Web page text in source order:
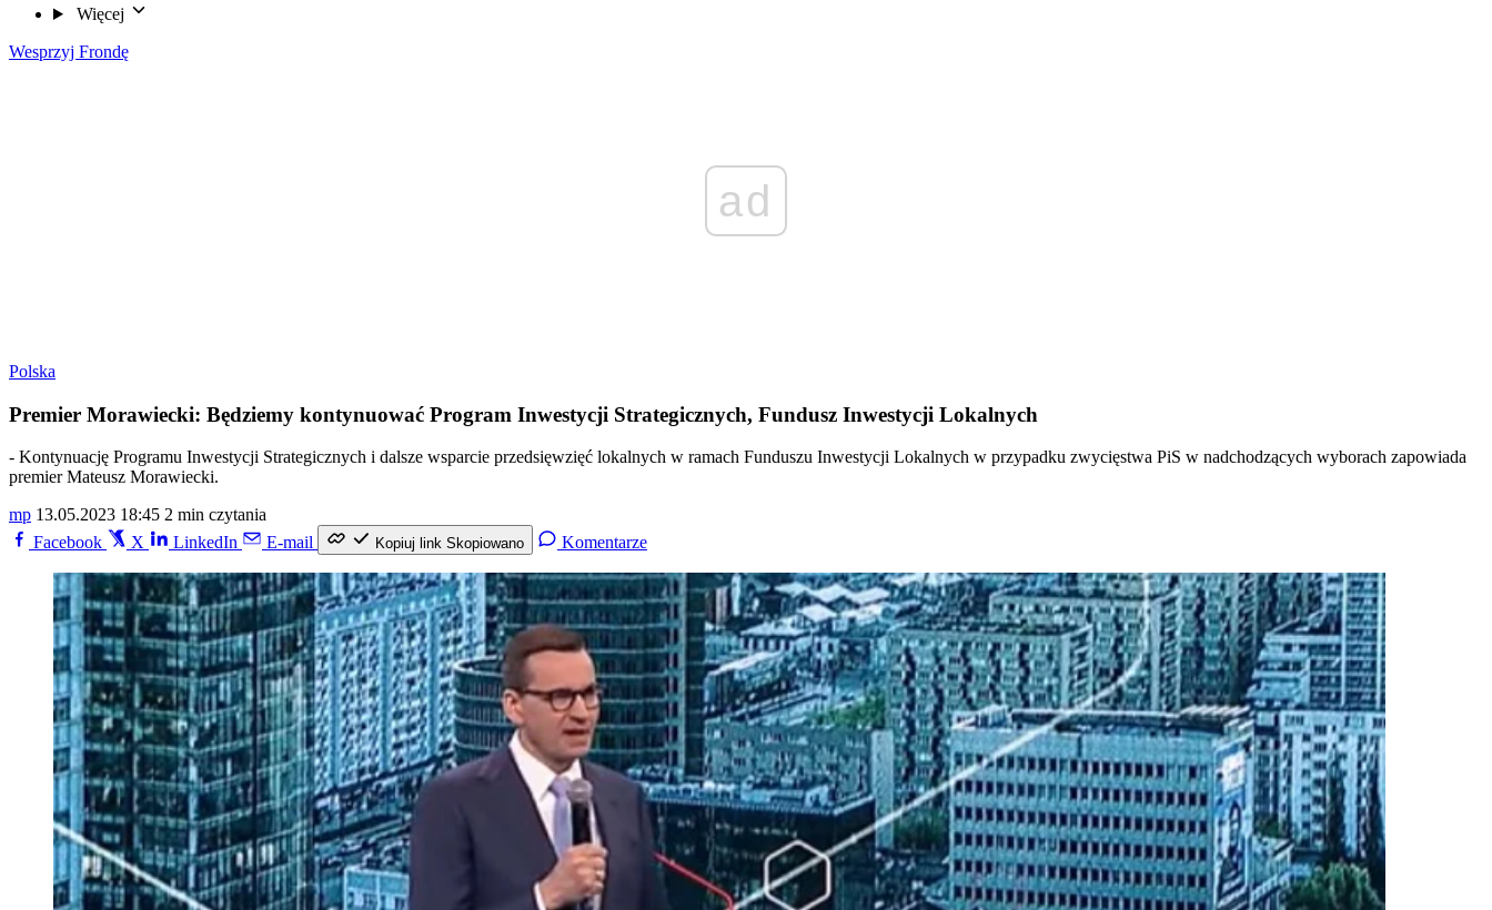
Więcej
Wesprzyj Frondę
ad
Polska
Premier Morawiecki: Będziemy kontynuować Program Inwestycji Strategicznych, Fundusz Inwestycji Lokalnych
- Kontynuację Programu Inwestycji Strategicznych i dalsze wsparcie przedsięwzięć lokalnych w ramach Funduszu Inwestycji Lokalnych w przypadku zwycięstwa PiS w nadchodzących wyborach zapowiada
premier Mateusz Morawiecki.
mp 13.05.2023 18:45 2 min czytania
Facebook
X LinkedIn E-mail Kopiuj link Skopiowano Komentarze